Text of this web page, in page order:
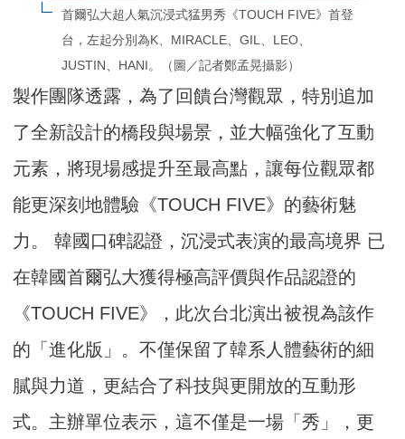
首爾弘大超人氣沉浸式猛男秀《TOUCH FIVE》首登
台，左起分別為K、MIRACLE、GIL、LEO、
JUSTIN、HANI。（圖／記者鄭孟晃攝影）
製作團隊透露，為了回饋台灣觀眾，特別追加
了全新設計的橋段與場景，並大幅強化了互動
元素，將現場感提升至最高點，讓每位觀眾都
能更深刻地體驗《TOUCH FIVE》的藝術魅
力。 韓國口碑認證，沉浸式表演的最高境界 已
在韓國首爾弘大獲得極高評價與作品認證的
《TOUCH FIVE》，此次台北演出被視為該作
的「進化版」。不僅保留了韓系人體藝術的細
膩與力道，更結合了科技與更開放的互動形
式。主辦單位表示，這不僅是一場「秀」，更